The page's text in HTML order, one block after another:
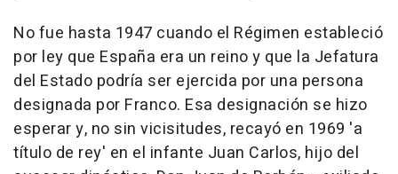
No fue hasta 1947 cuando el Régimen estableció
por ley que España era un reino y que la Jefatura
del Estado podría ser ejercida por una persona
designada por Franco. Esa designación se hizo
esperar y, no sin vicisitudes, recayó en 1969 'a
título de rey' en el infante Juan Carlos, hijo del